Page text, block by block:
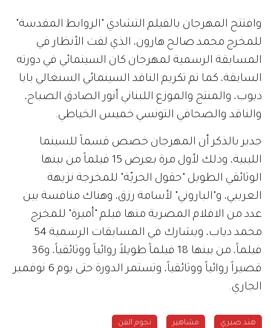
وافتتح المهرجان بالفيلم التشادي "الروابط المقدسة"
للمخرج محمد صالح هارون، الذي لفت الأنظار في
المسابقة الرسمية لمهرجان كان السينمائي في دورته
السابقة، كما تم تكريم الناقد السينمائي السنغالي بابا
ديوب، والمنتج والموزع اللبناني أنور الصادق الصباح،
والناقد والصحافي التونسي خميس الخياطي.
جدير بالذكر أن المهرجان خصص قسماً للسينما
الليبية، وذلك لأول مرة بعرض 15 فيلماً من بينها
الوثائقي الطويل "حقول الحريّة" للمخرجة نزيهة
العريبي، و"الباروني" لأسامة رزق، وهناك منافسة بين
عدد من الافلام المصرية منها فيلم "أميرة" للمخرج
محمد دياب، ويشارك في المسابقات الرسمية 54
فيلماً، من بينها 18 فيلماً طويلاً روائياً ووثائقياً، و36
قصيراً روائياً ووثائقياً، وتستمر الدورة حتى يوم 6 نوفمبر
الجاري.
هند صبري مشاهير نجوم الفن